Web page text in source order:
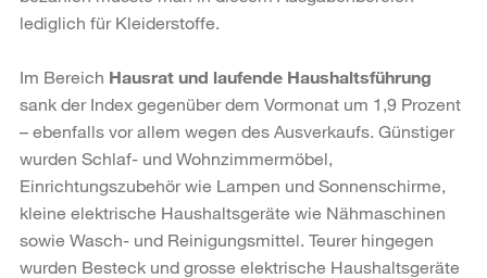
lediglich für Kleiderstoffe.
Im Bereich Hausrat und laufende Haushaltsführung
sank der Index gegenüber dem Vormonat um 1,9 Prozent
– ebenfalls vor allem wegen des Ausverkaufs. Günstiger
wurden Schlaf- und Wohnzimmermöbel,
Einrichtungszubehör wie Lampen und Sonnenschirme,
kleine elektrische Haushaltsgeräte wie Nähmaschinen
sowie Wasch- und Reinigungsmittel. Teurer hingegen
wurden Besteck und grosse elektrische Haushaltsgeräte